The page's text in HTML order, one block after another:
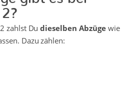
zahlst Dudieselben Abzügewie
Dazu zählen: